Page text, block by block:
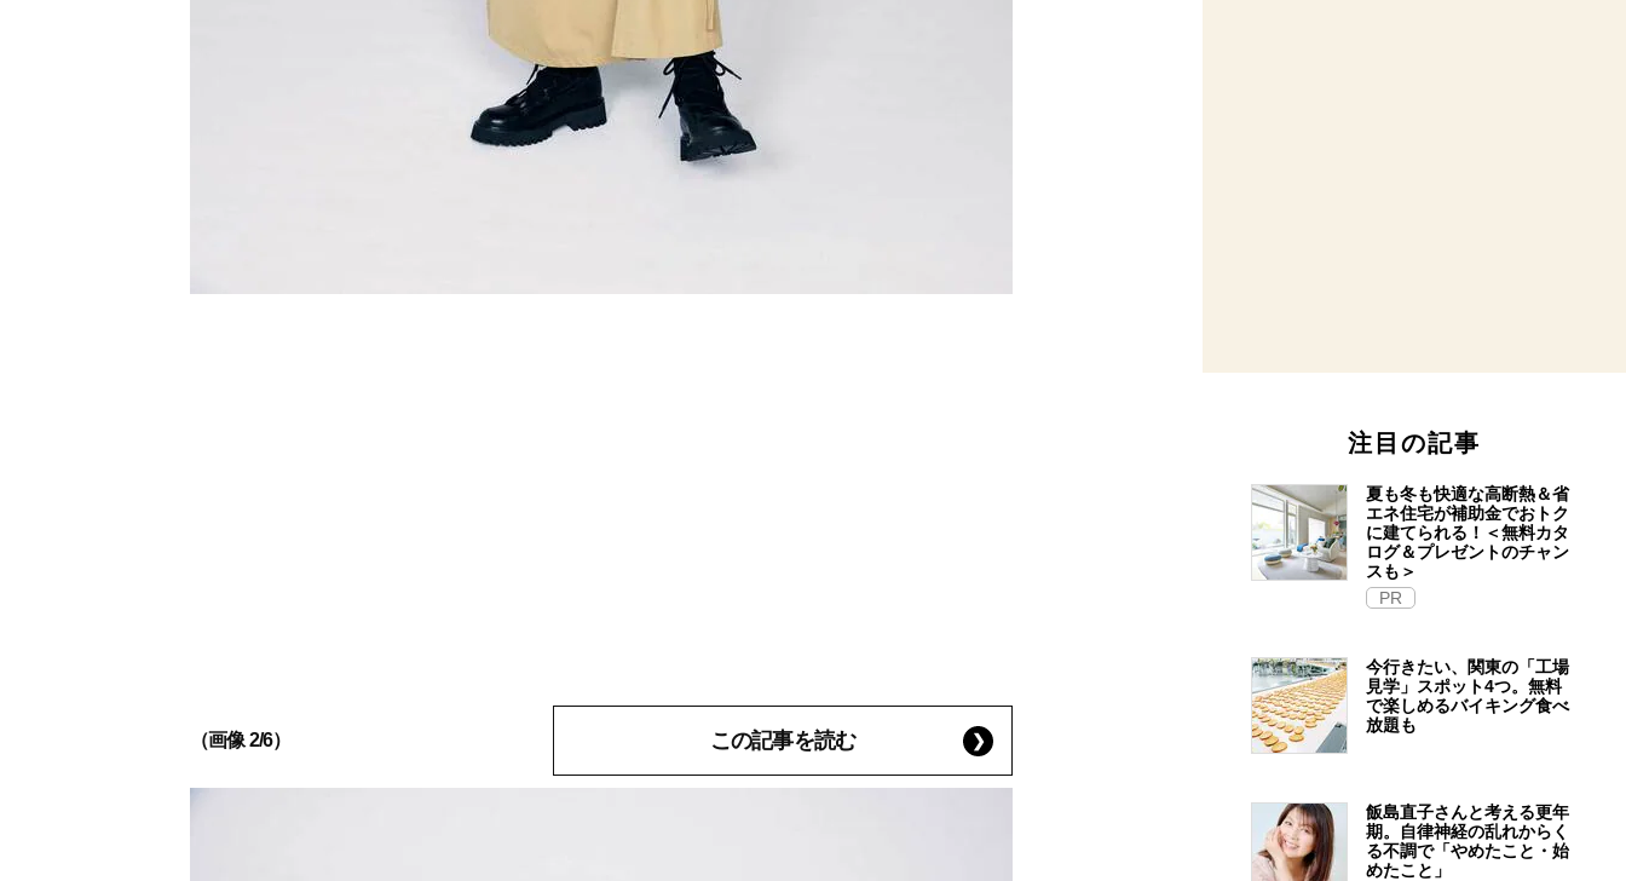
（画像 2/6） この記事を読む
注目の記事
夏も冬も快適な高断熱＆省
エネ住宅が補助金でおトク
に建てられる！＜無料カタ
ログ＆プレゼントのチャン
スも＞
PR
今行きたい、関東の「工場
見学」スポット4つ。無料
で楽しめるバイキング食べ
放題も
飯島直子さんと考える更年
期。自律神経の乱れからく
る不調で「やめたこと・始
めたこと」